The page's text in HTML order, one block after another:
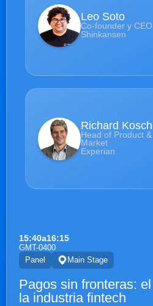
Leo Soto
Co-founder y CEO
Shinkansen
Richard
Head of Product
Market
Experian
15:40a16:15
GMT-0400
Panel
Main Stage
Pagos sin fronteras:
la industria fintech